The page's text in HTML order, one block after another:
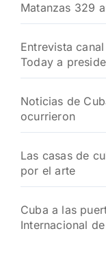
Matanzas 329
Entrevista
Today a
Noticias de
ocurrieron
Las casas de
por el arte
Cuba a las
Internacional